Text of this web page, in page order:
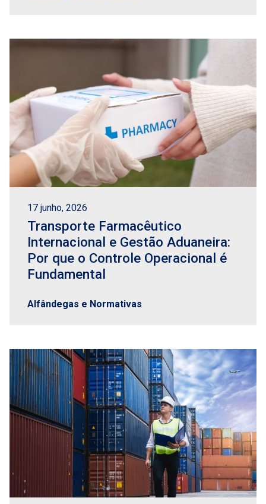
17 junho, 2026
Transporte Farmacêutico
Internacional e Gestão Aduaneira:
Por que o Controle Operacional é
Fundamental
Alfândegas e Normativas